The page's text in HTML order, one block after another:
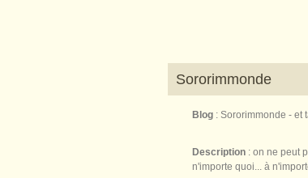
Sororimmonde
Blog : Sororimmonde - et
Description : on ne peut
n'importe quoi... à